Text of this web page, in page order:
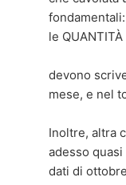
fondamentali:
le QUANTITÀ
devono
mese, e nel
Inoltre, altra
adesso
dati di